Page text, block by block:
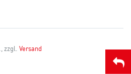
zzgl. Versand